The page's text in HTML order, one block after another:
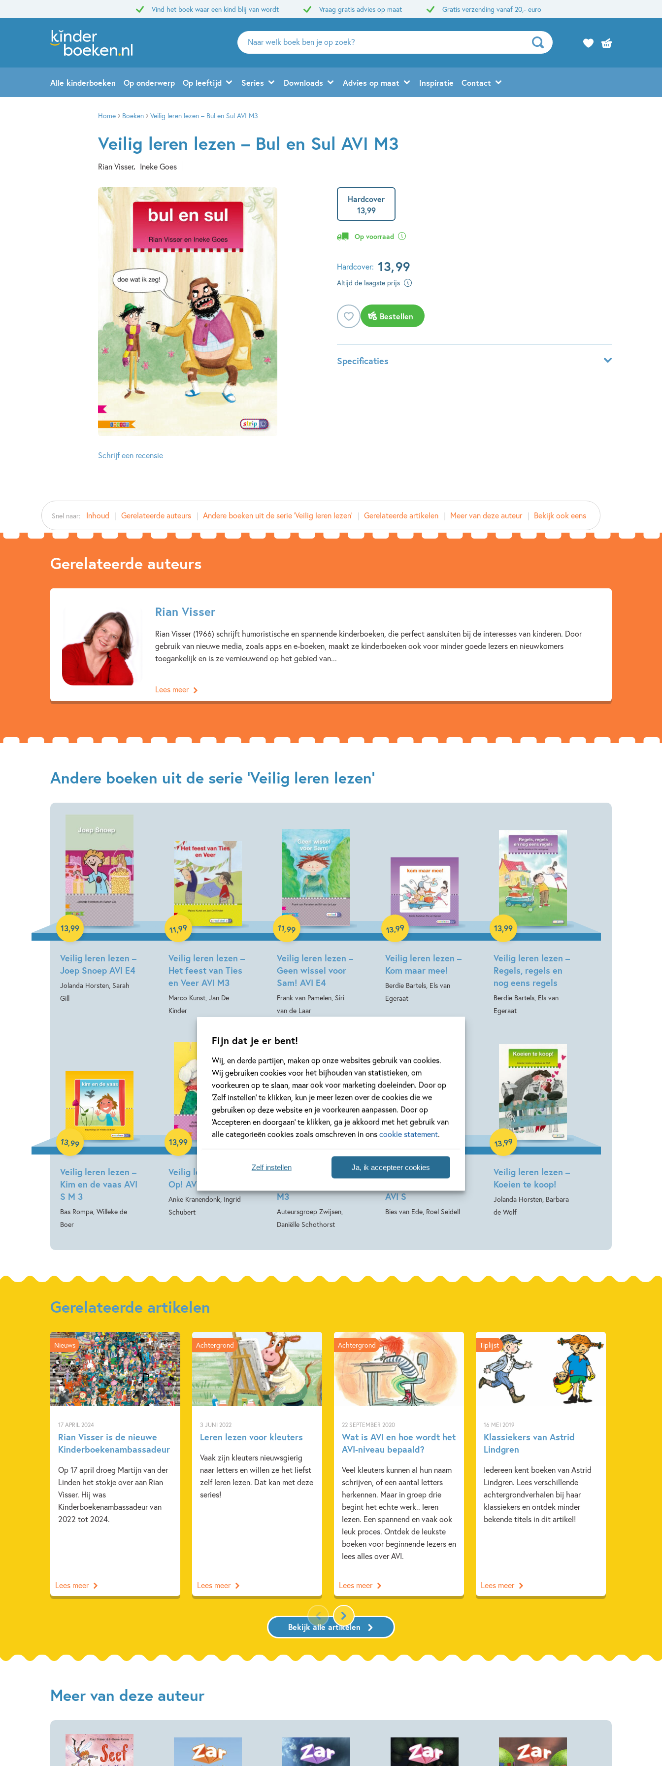
Fijn dat je er bent!
Wij, en derde partijen, maken op onze websites gebruik van cookies.
Wij gebruiken cookies voor het bijhouden van statistieken, om
voorkeuren op te slaan, maar ook voor marketing doeleinden. Door op
‘Zelf instellen’ te klikken, kun je meer lezen over de cookies die we
gebruiken op deze website en je voorkeuren aanpassen. Door op
‘Accepteren en doorgaan’ te klikken, ga je akkoord met het gebruik van
alle categorieën cookies zoals omschreven in onscookie statement.
Ja, ik accepteer cookies
Zelf instellen
Vind het boek waar een kind blij van wordt Vraag gratis advies op maat Gratis verzending vanaf 20,- euro
Zoeken
naar
en
uitgevers
Alle kinderboeken Op onderwerp Op leeftijd Series Downloads Advies op maat Inspiratie Contact
Home Boeken Veilig leren lezen – Bul en Sul AVI M3
Veilig leren lezen – Bul en Sul AVI M3
Rian Visser Ineke Goes
Schrijf een recensie
Hardcover
13,99
Op voorraad
Hardcover: 13,99
Altijd de laagste prijs
Bestellen
Specificaties
Snel naar: Inhoud Gerelateerde auteurs Andere boeken uit de serie 'Veilig leren lezen' Gerelateerde artikelen Meer van deze auteur Bekijk ook eens
Gerelateerde auteurs
Rian Visser
Rian Visser (1966) schrijft humoristische en spannende kinderboeken, die perfect aansluiten bij de interesses van kinderen. Door
gebruik van nieuwe media, zoals apps en e-boeken, maakt ze kinderboeken ook voor minder goede lezers en nieuwkomers
toegankelijk en is ze vernieuwend op het gebied van...
Lees meer
Andere boeken uit de serie 'Veilig leren lezen'
Veilig leren lezen –
Joep Snoep AVI E4
Jolanda Horsten, Sarah
Gill
13,99
Hardcover
Veilig leren lezen –
Het feest van Ties
en Veer AVI M3
Marco Kunst, Jan De
Kinder
11,99
Hardcover
Veilig leren lezen –
Geen wissel voor
Sam! AVI E4
Frank van Pamelen, Siri
van de Laar
11,99
Hardcover
Veilig leren lezen –
Kom maar mee!
Berdie Bartels, Els van
Egeraat
13,99
Hardcover
Veilig leren lezen –
Regels, regels en
nog eens regels
Berdie Bartels, Els van
Egeraat
13,99
Hardcover
Veilig leren lezen –
Kim en de vaas AVI
S M 3
Bas Rompa, Willeke de
Boer
13,99
Hardcover
Veilig leren lezen –
Op! AVI E3
Anke Kranendonk, Ingrid
Schubert
13,99
Hardcover
Veilig leren lezen –
M3
Auteursgroep Zwijsen,
Daniëlle Schothorst
99
Hardcover
Veilig leren lezen –
AVI S
Bies van Ede, Roel Seidell
13
Hardcover
Veilig leren lezen –
Koeien te koop!
Jolanda Horsten, Barbara
de Wolf
13,99
Hardcover
Gerelateerde artikelen
17 APRIL 2024
Rian Visser is de nieuwe
Kinderboekenambassadeur
Op 17 april droeg Martijn van der
Linden het stokje over aan Rian
Visser. Hij was
Kinderboekenambassadeur van
2022 tot 2024.
Nieuws
Lees meer
3 JUNI 2022
Leren lezen voor kleuters
Vaak zijn kleuters nieuwsgierig
naar letters en willen ze het liefst
zelf leren lezen. Dat kan met deze
series!
Achtergrond
Lees meer
22 SEPTEMBER 2020
Wat is AVI en hoe wordt het
AVI-niveau bepaald?
Veel kleuters kunnen al hun naam
schrijven, of een aantal letters
herkennen. Maar in groep drie
begint het echte werk.. leren
lezen. Een spannend en vaak ook
leuk proces. Ontdek de leukste
boeken voor beginnende lezers en
lees alles over AVI.
Achtergrond
Lees meer
16 MEI 2019
Klassiekers van Astrid
Lindgren
Iedereen kent boeken van Astrid
Lindgren. Lees verschillende
achtergrondverhalen bij haar
klassiekers en ontdek minder
bekende titels in dit artikel!
Tiplijst
Lees meer
Bekijk alle artikelen
Meer van deze auteur